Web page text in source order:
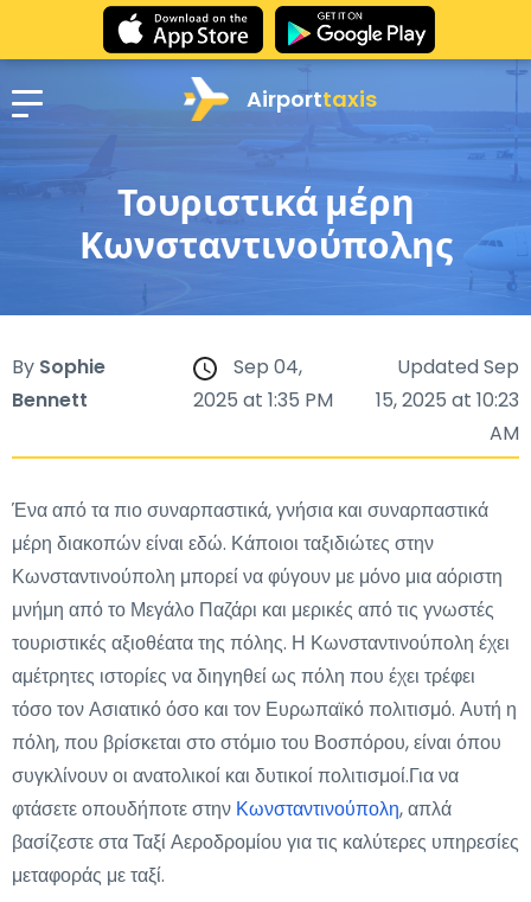
Airporttaxis
Τουριστικά μέρη
Κωνσταντινούπολης
By Sophie
Bennett
Sep 04,
2025 at 1:35 PM
Updated Sep
15, 2025 at 10:23
AM
Ένα από τα πιο συναρπαστικά, γνήσια και συναρπαστικά
μέρη διακοπών είναι εδώ. Κάποιοι ταξιδιώτες στην
Κωνσταντινούπολη μπορεί να φύγουν με μόνο μια αόριστη
μνήμη από το Μεγάλο Παζάρι και μερικές από τις γνωστές
τουριστικές αξιοθέατα της πόλης. Η Κωνσταντινούπολη έχει
αμέτρητες ιστορίες να διηγηθεί ως πόλη που έχει τρέφει
τόσο τον Ασιατικό όσο και τον Ευρωπαϊκό πολιτισμό. Αυτή η
πόλη, που βρίσκεται στο στόμιο του Βοσπόρου, είναι όπου
συγκλίνουν οι ανατολικοί και δυτικοί πολιτισμοί.Για να
φτάσετε οπουδήποτε στην Κωνσταντινούπολη, απλά
βασίζεστε στα Ταξί Αεροδρομίου για τις καλύτερες υπηρεσίες
μεταφοράς με ταξί.